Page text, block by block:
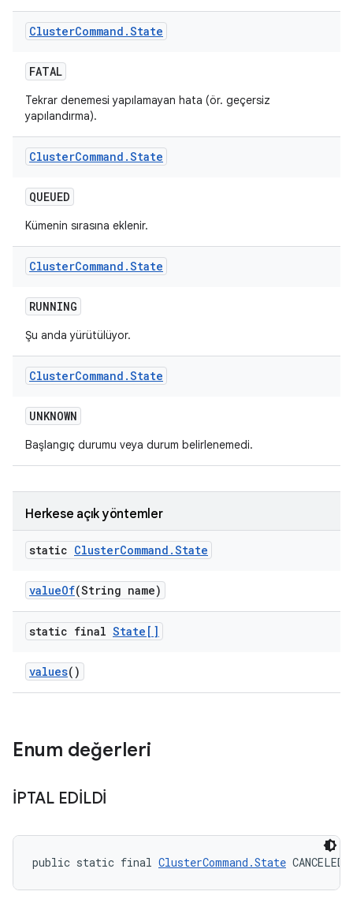
ClusterCommand .State
FATAL
Tekrar denemesi yapılamayan hata (ör. geçersiz
yapılandırma).
ClusterCommand .State
QUEUED
Kümenin sırasına eklenir.
ClusterCommand .State
RUNNING
Şu anda yürütülüyor.
ClusterCommand .State
UNKNOWN
Başlangıç durumu veya durum belirlenemedi.
Herkese açık yöntemler
static ClusterCommand .State
valueOf(String name)
static final State[]
values()
Enum değerleri
İPTAL EDİLDİ
public static final ClusterCommand.State CANCELED